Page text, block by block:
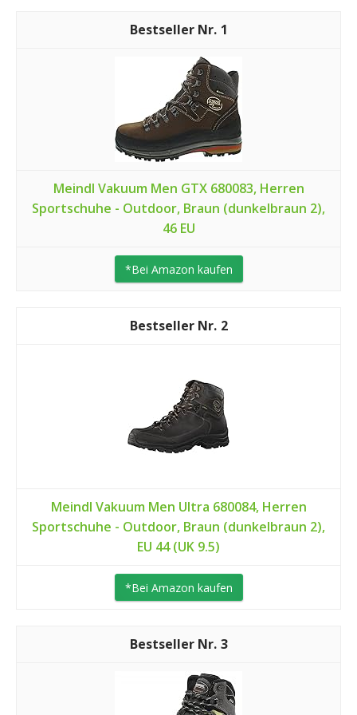
1
Meindl Vakuum Men GTX 680083, Herren
Sportschuhe - Outdoor, Braun (dunkelbraun 2),
46 EU
*Bei Amazon kaufen
2
Meindl Vakuum Men Ultra 680084, Herren
Sportschuhe - Outdoor, Braun (dunkelbraun 2),
EU 44 (UK 9.5)
*Bei Amazon kaufen
3